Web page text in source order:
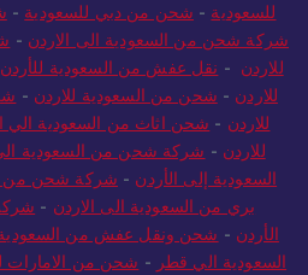
للسعودية - شحن من دبي للسعودية -
شركة شحن من السعودية الى الاردن -
للاردن - نقل عفش من السعودية للأردن
للاردن - شحن من السعودية للاردن -
للاردن - شحن اثاث من السعودية الي
للاردن - شركة شحن من السعودية
السعودية إلى الأردن - شركة شحن من
بري من السعودية الى الاردن -
الأردن - شحن ونقل عفش من
السعودية الي قطر - شحن من الامارات